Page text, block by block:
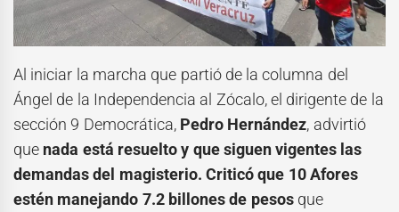
Al iniciar la marcha que partió de la columna del
Ángel de la Independencia al Zócalo, el dirigente de la
sección 9 Democrática, Pedro Hernández, advirtió
que nada está resuelto y que siguen vigentes las
demandas del magisterio. Criticó que 10 Afores
estén manejando 7.2 billones de pesosque